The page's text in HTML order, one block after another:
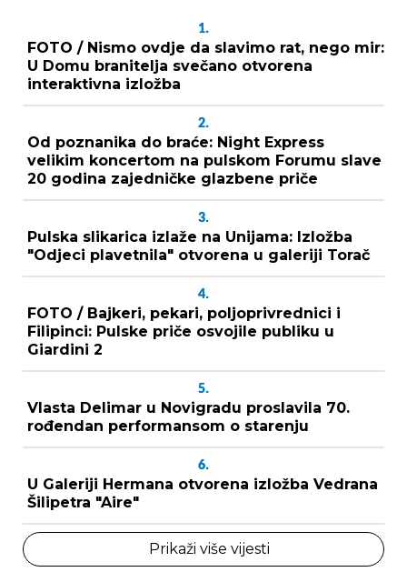
1.
FOTO / Nismo ovdje da slavimo rat, nego mir:
U Domu branitelja svečano otvorena
interaktivna izložba
2.
Od poznanika do braće: Night Express
velikim koncertom na pulskom Forumu slave
20 godina zajedničke glazbene priče
3.
Pulska slikarica izlaže na Unijama: Izložba
"Odjeci plavetnila" otvorena u galeriji Torač
4.
FOTO / Bajkeri, pekari, poljoprivrednici i
Filipinci: Pulske priče osvojile publiku u
Giardini 2
5.
Vlasta Delimar u Novigradu proslavila 70.
rođendan performansom o starenju
6.
U Galeriji Hermana otvorena izložba Vedrana
Šilipetra "Aire"
Prikaži više vijesti